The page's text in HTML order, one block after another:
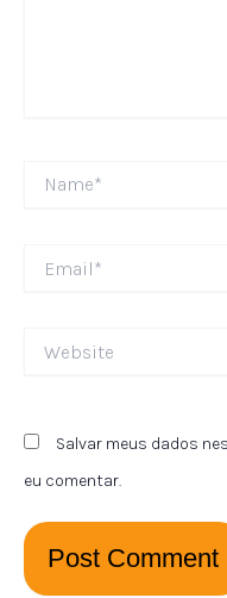
Salvar meus dados
eu comentar.